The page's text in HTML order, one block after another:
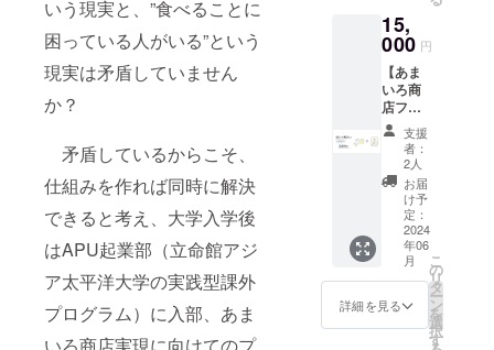
いう現実と、”食べることに
困っている人がいる”という
現実は矛盾していません
か？
矛盾しているからこそ、
仕組みを作れば同時に解決
できると考え、大学入学後
はAPU起業部（立命館アジ
ア太平洋大学の実践型課外
プログラム）に入部、あま
（20cm
×20cm
）
い。ご
記入の
はMサ
イズを
お送り
させて
いただ
きま
す。 内
容：お
礼メー
ルと活
動報告
書、
AMAIR
OTシャ
（S.M.L
ねぎ染
めエコ
バッグ
を、心
を込め
てお送
りいた
しま
す！ 普
段 のお
買い物
でも使
うこと
ができ
ます。
内容：
お礼
15,
000 円
【あま
いろ商
店ファ
ン(プラ
チナ)】
あまい
ろ商店
を全力
で応
援！リ
ターン
はお礼
メール
と活動
報告書
支援
者：
2人
お届
け予
定：
2024
年06
月
詳細を見る
こ
の
リ
タ
ー
ン
を
選
択
す